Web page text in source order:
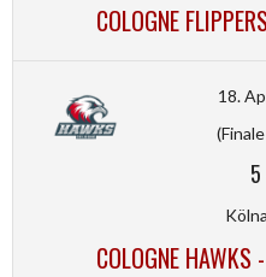
COLOGNE
18.
5
COLOGNE HAWKS